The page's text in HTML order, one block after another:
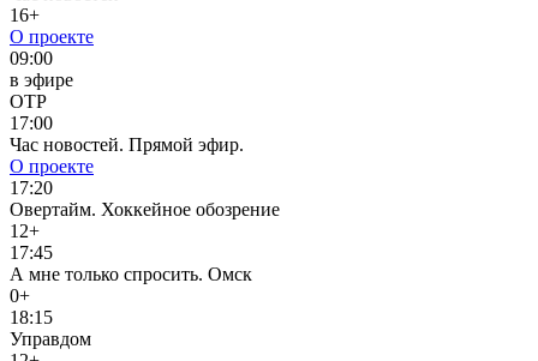
16+
О проекте
09:00
в эфире
ОТР
17:00
Час новостей. Прямой эфир.
О проекте
17:20
Овертайм. Хоккейное обозрение
12+
17:45
А мне только спросить. Омск
0+
18:15
Управдом